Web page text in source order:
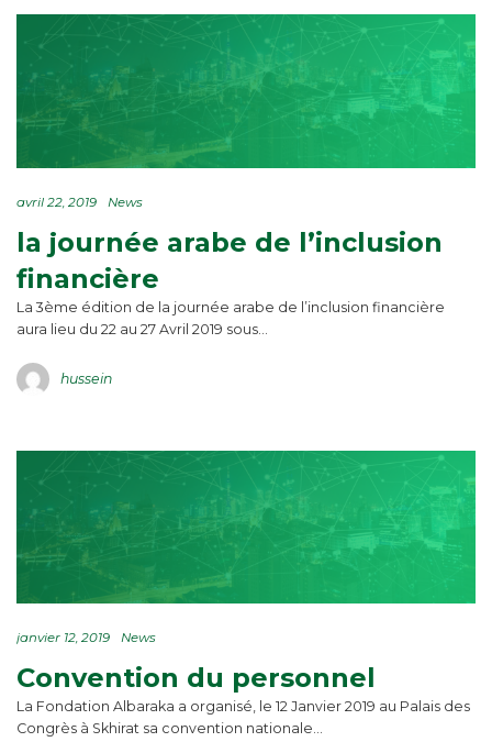
avril 22, 2019 News
la journée arabe de l’inclusion
financière
La 3ème édition de la journée arabe de l’inclusion financière
aura lieu du 22 au 27 Avril 2019 sous…
hussein
janvier 12, 2019 News
Convention du personnel
La Fondation Albaraka a organisé, le 12 Janvier 2019 au Palais des
Congrès à Skhirat sa convention nationale…